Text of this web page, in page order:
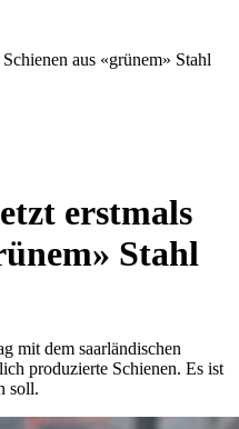
aus «grünem» Stahl
erstmals
Stahl
mit dem saarländischen
produzierte Schienen. Es ist
soll.